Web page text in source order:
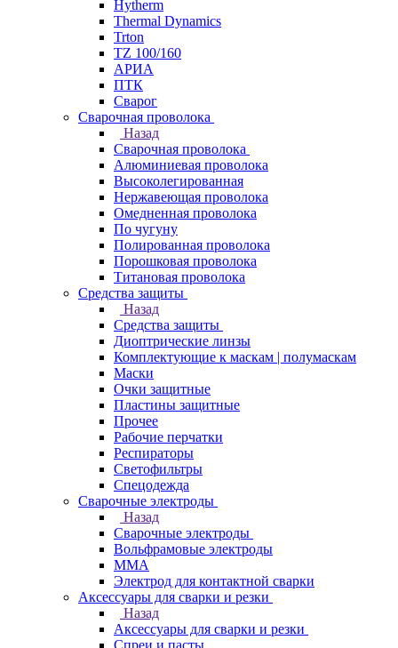
Hytherm
Thermal Dynamics
Trton
TZ 100/160
АРИА
ПТК
Сварог
Сварочная проволока
Назад
Сварочная проволока
Алюминиевая проволока
Высоколегированная
Нержавеющая проволока
Омедненная проволока
По чугуну
Полированная проволока
Порошковая проволока
Титановая проволока
Средства защиты
Назад
Средства защиты
Диоптрические линзы
Комплектующие к маскам | полумаскам
Маски
Очки защитные
Пластины защитные
Прочее
Рабочие перчатки
Респираторы
Светофильтры
Спецодежда
Сварочные электроды
Назад
Сварочные электроды
Вольфрамовые электроды
ММА
Электрод для контактной сварки
Аксессуары для сварки и резки
Назад
Аксессуары для сварки и резки
Спреи и пасты